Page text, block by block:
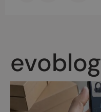
evoblog